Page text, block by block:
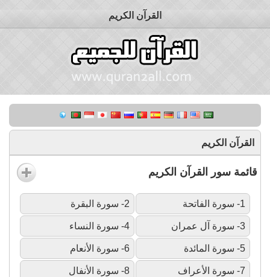
القرآن الكريم
القرآن الكريم
قائمة سور القرآن الكريم
1- سورة الفاتحة 2- سورة البقرة
3- سورة آل عمران 4- سورة النساء
5- سورة المائدة 6- سورة الأنعام
7- سورة الأعراف 8- سورة الأنفال